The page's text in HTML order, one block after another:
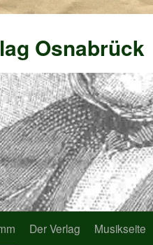
Osnabrück
Der Verlag Musikseite